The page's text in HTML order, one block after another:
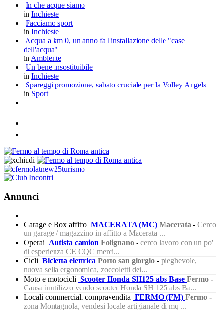
In che acque siamo
in Inchieste
Facciamo sport
in Inchieste
Acqua a km 0, un anno fa l'installazione delle "case
dell'acqua"
in Ambiente
Un bene insostituibile
in Inchieste
Spareggi promozione, sabato cruciale per la Volley Angels
in Sport
Annunci
Garage e Box affitto MACERATA (MC) Macerata - Cerco
un garage / magazzino in affitto a Macerata ...
Operai Autista camion Folignano - cerco lavoro con un po'
di esperienza CE CQC merci...
Cicli Bicletta elettrica Porto san giorgio - pieghevole,
nuova sella ergonomica, zoccoletti dei...
Moto e motocicli Scooter Honda SH125 abs Base Fermo -
Causa inutilizzo vendo scooter Honda SH 125 abs Ba...
Locali commerciali compravendita FERMO (FM) Fermo -
zona Montagnola, vendesi locale artigianale di mq ...